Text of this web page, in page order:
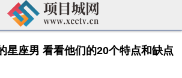
星座男 看看他们的20个特点和缺点